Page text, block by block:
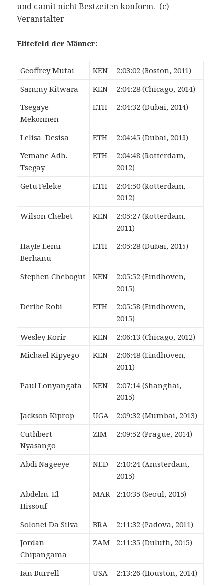
und damit nicht Bestzeiten konform. (c)
Veranstalter
Elitefeld der Männer:
Geoffrey Mutai KEN
2:03:02 (Boston, 2011)
Sammy Kitwara
KEN
2:04:28 (Chicago, 2014)
Tsegaye
Mekonnen
ETH 2:04:32 (Dubai, 2014)
Lelisa Desisa ETH
2:04:45 (Dubai, 2013)
Yemane Adh.
Tsegay
ETH
2:04:48 (Rotterdam,
2012)
Getu Feleke
ETH
2:04:50 (Rotterdam,
2012)
Wilson Chebet
KEN
2:05:27 (Rotterdam,
2011)
Hayle Lemi
Berhanu
ETH 2:05:28 (Dubai, 2015)
Stephen Chebogut KEN
2:05:52 (Eindhoven,
2015)
Deribe Robi
ETH
2:05:58 (Eindhoven,
2015)
Wesley Korir
KEN
2:06:13 (Chicago, 2012)
Michael Kipyego
KEN
2:06:48 (Eindhoven,
2011)
Paul Lonyangata
KEN
2:07:14 (Shanghai,
2015)
Jackson Kiprop
UGA
2:09:32 (Mumbai, 2013)
Cuthbert
Nyasango
ZIM 2:09:52 (Prague, 2014)
Abdi Nageeye NED
2:10:24 (Amsterdam,
2015)
Abdelm. El
Hissouf
MAR 2:10:35 (Seoul, 2015)
Solonei Da Silva BRA
2:11:32 (Padova, 2011)
Jordan
Chipangama
ZAM 2:11:35 (Duluth, 2015)
Ian Burrell USA
2:13:26 (Houston, 2014)